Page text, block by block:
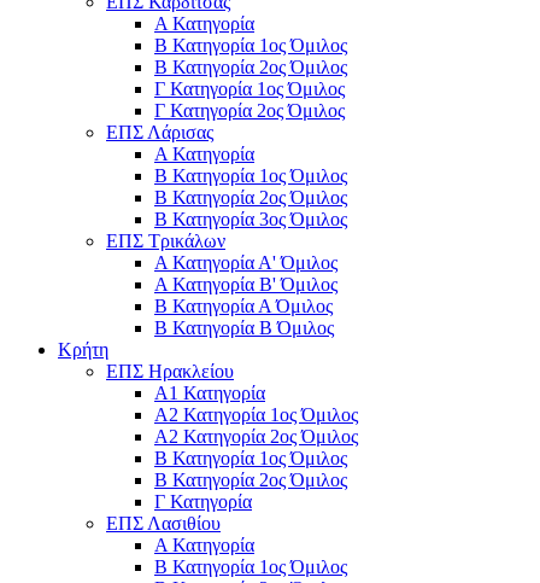
Α Κατηγορία
Β Κατηγορία 1ος Όμιλος
Β Κατηγορία 2ος Όμιλος
Γ Κατηγορία 1ος Όμιλος
Γ Κατηγορία 2ος Όμιλος
ΕΠΣ Λάρισας
Α Κατηγορία
Β Κατηγορία 1ος Όμιλος
Β Κατηγορία 2ος Όμιλος
Β Κατηγορία 3ος Όμιλος
ΕΠΣ Τρικάλων
Α Κατηγορία Α' Όμιλος
Α Κατηγορία Β' Όμιλος
Β Κατηγορία Α Όμιλος
Β Κατηγορία Β Όμιλος
Κρήτη
ΕΠΣ Ηρακλείου
Α1 Κατηγορία
Α2 Κατηγορία 1ος Όμιλος
Α2 Κατηγορία 2ος Όμιλος
Β Κατηγορία 1ος Όμιλος
Β Κατηγορία 2ος Όμιλος
Γ Κατηγορία
ΕΠΣ Λασιθίου
Α Κατηγορία
Β Κατηγορία 1ος Όμιλος